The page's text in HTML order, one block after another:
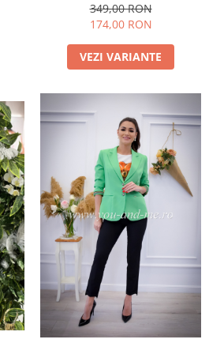
349,00 RON
174,00 RON
VEZI VARIANTE